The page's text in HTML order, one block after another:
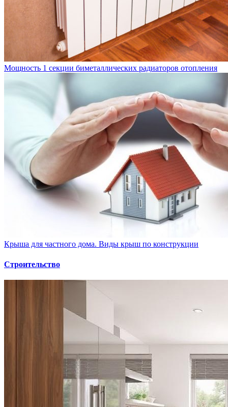
Мощность 1 секции биметаллических радиаторов отопления
Крыша для частного дома. Виды крыш по конструкции
Строительство